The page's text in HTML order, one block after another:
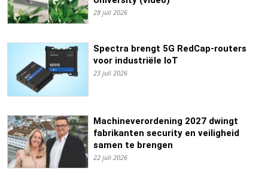
28 juli 2026
Spectra brengt 5G RedCap-routers
voor industriële IoT
23 juli 2026
Machineverordening 2027 dwingt
fabrikanten security en veiligheid
samen te brengen
22 juli 2026